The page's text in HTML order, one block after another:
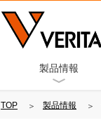
製品情報
TOP 製品情報